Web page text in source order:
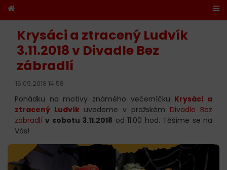
Krysáci a ztracený Ludvík
3.11.2018 v Divadle Bez
zábradlí
16.09.2018 14:58
Pohádku na motivy známého večerníčku Krysáci a
ztracený Ludvík uvedeme v pražském Divadle Bez
zábradlí v sobotu 3.11.2018 od 11.00 hod. Těšíme se na
Vás!